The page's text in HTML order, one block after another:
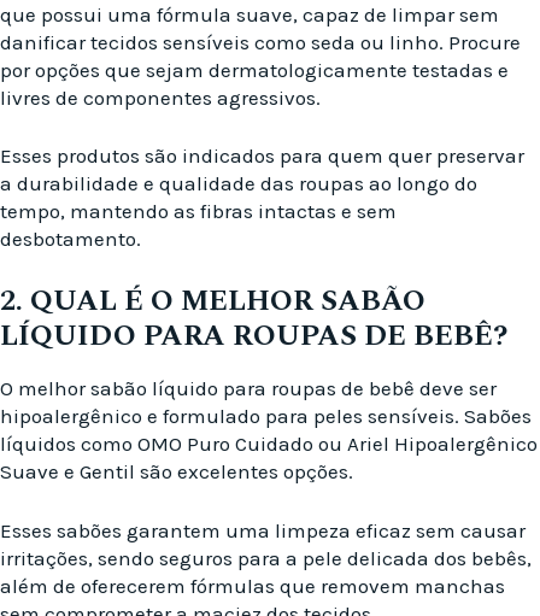
que possui uma fórmula suave, capaz de limpar sem
danificar tecidos sensíveis como seda ou linho. Procure
por opções que sejam dermatologicamente testadas e
livres de componentes agressivos.
Esses produtos são indicados para quem quer preservar
a durabilidade e qualidade das roupas ao longo do
tempo, mantendo as fibras intactas e sem
desbotamento.
2. QUAL É O MELHOR SABÃO
LÍQUIDO PARA ROUPAS DE BEBÊ?
O melhor sabão líquido para roupas de bebê deve ser
hipoalergênico e formulado para peles sensíveis. Sabões
líquidos como OMO Puro Cuidado ou Ariel Hipoalergênico
Suave e Gentil são excelentes opções.
Esses sabões garantem uma limpeza eficaz sem causar
irritações, sendo seguros para a pele delicada dos bebês,
além de oferecerem fórmulas que removem manchas